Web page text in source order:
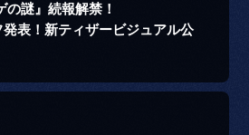
の謎』続報解禁！
表！新ティザービジュアル公